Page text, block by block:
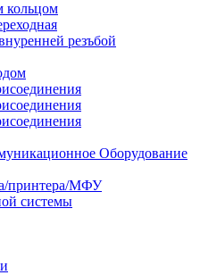
кольцом
резъбой
Оборудование
принтера/МФУ
системы